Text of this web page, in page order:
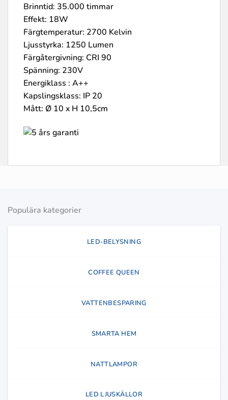
Brinntid: 35.000 timmar
Effekt: 18W
Färgtemperatur: 2700 Kelvin
Ljusstyrka: 1250 Lumen
Färgåtergivning: CRI 90
Spänning: 230V
Energiklass : A++
Kapslingsklass: IP 20
Mått: Ø 10 x H 10,5cm
Populära kategorier
LED-BELYSNING
COFFEE QUEEN
VATTENBESPARING
SMARTA HEM
NATTLAMPOR
LED LJUSKÄLLOR